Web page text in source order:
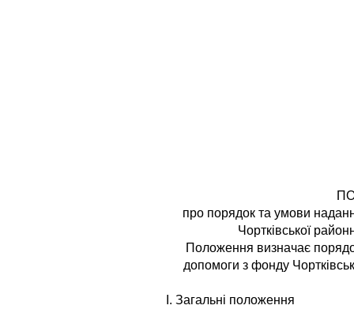
про порядок та умови
Чортківської
Положення визначає
допомоги з фонду
І. Загальні положення